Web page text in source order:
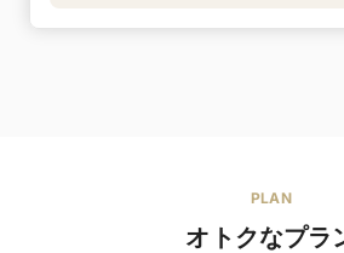
白無垢 25着／色打掛 50着／
PLAN
オトクなプラ